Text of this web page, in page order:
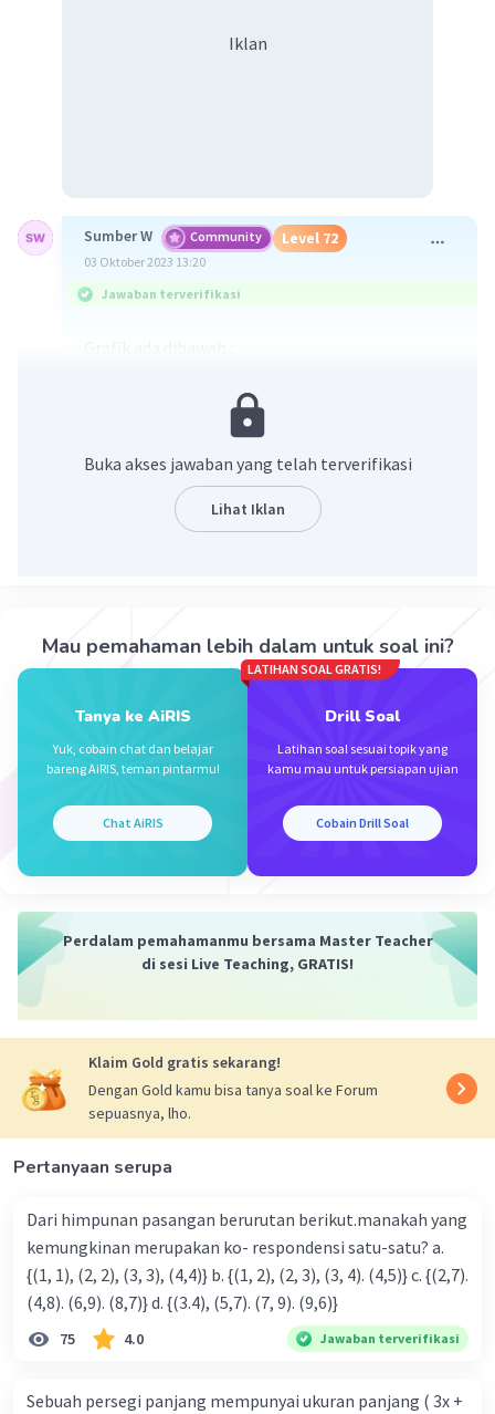
Iklan
Sumber W Community Level 72
03 Oktober 2023 13:20
Jawaban terverifikasi
Buka akses jawaban yang telah terverifikasi
Lihat Iklan
Mau pemahaman lebih dalam untuk soal ini?
Tanya ke AiRIS
Yuk, cobain chat dan belajar
bareng AiRIS, teman pintarmu!
Chat AiRIS
LATIHAN SOAL GRATIS!
Drill Soal
Latihan soal sesuai topik yang
kamu mau untuk persiapan ujian
Cobain Drill Soal
Perdalam pemahamanmu bersama Master Teacher
di sesi Live Teaching, GRATIS!
Klaim Gold gratis sekarang!
Dengan Gold kamu bisa tanya soal ke Forum
sepuasnya, lho.
Pertanyaan serupa
Dari himpunan pasangan berurutan berikut.manakah yang
kemungkinan merupakan ko- respondensi satu-satu? a.
{(1, 1), (2, 2), (3, 3), (4,4)} b. {(1, 2), (2, 3), (3, 4). (4,5)} c. {(2,7).
(4,8). (6,9). (8,7)} d. {(3.4), (5,7). (7, 9). (9,6)}
75 4.0 Jawaban terverifikasi
Sebuah persegi panjang mempunyai ukuran panjang ( 3x +